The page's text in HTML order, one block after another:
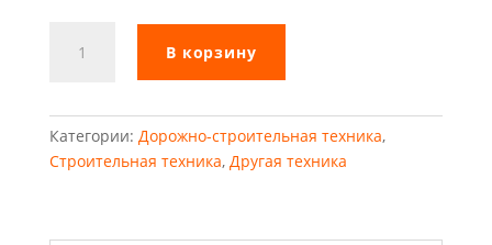
товара
D-
4
В корзину
Категории: Дорожно-строительная техника,
Строительная техника, Другая техника